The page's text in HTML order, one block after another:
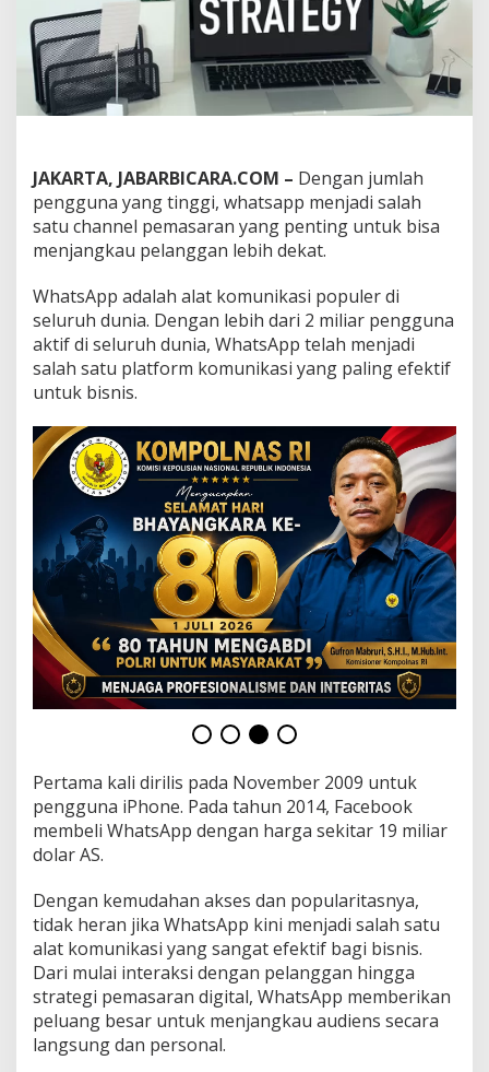
a
r
k
e
n
g
d
e
n
a
n
A
p
l
a
s
i
B
a
r
a
n
t
u
m
JAKARTA, JABARBICARA.COM – Dengan jumlah
pengguna yang tinggi, whatsapp menjadi salah
satu channel pemasaran yang penting untuk bisa
menjangkau pelanggan lebih dekat.
WhatsApp adalah alat komunikasi populer di
seluruh dunia. Dengan lebih dari 2 miliar pengguna
aktif di seluruh dunia, WhatsApp telah menjadi
salah satu platform komunikasi yang paling efektif
untuk bisnis.
Pertama kali dirilis pada November 2009 untuk
pengguna iPhone. Pada tahun 2014, Facebook
membeli WhatsApp dengan harga sekitar 19 miliar
dolar AS.
Dengan kemudahan akses dan popularitasnya,
tidak heran jika WhatsApp kini menjadi salah satu
alat komunikasi yang sangat efektif bagi bisnis.
Dari mulai interaksi dengan pelanggan hingga
strategi pemasaran digital, WhatsApp memberikan
peluang besar untuk menjangkau audiens secara
langsung dan personal.